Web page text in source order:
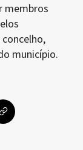
membros
município.